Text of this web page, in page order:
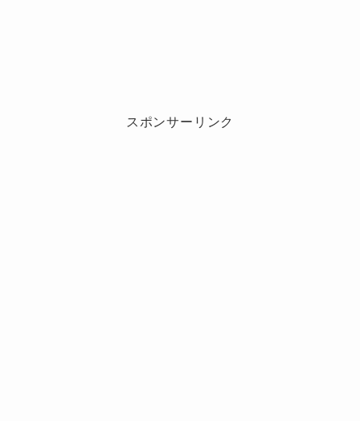
スポンサーリンク